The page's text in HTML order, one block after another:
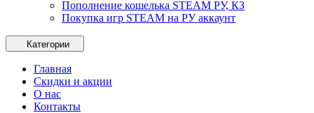
Пополнение кошелька STEAM РУ, КЗ
Покупка игр STEAM на РУ аккаунт
Категории
Главная
Скидки и акции
О нас
Контакты